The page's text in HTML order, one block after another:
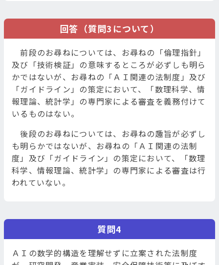
回答（質問3について）
前段のお尋ねについては、お尋ねの「倫理指針」
及び「技術検証」の意味するところが必ずしも明ら
かではないが、お尋ねの「ＡＩ関連の法制度」及び
「ガイドライン」の策定において、「数理科学、情
報理論、統計学」の専門家による審査を義務付けて
いるものはない。
後段のお尋ねについては、お尋ねの趣旨が必ずし
も明らかではないが、お尋ねの「ＡＩ関連の法制
度」及び「ガイドライン」の策定において、「数理
科学、情報理論、統計学」の専門家による審査は行
われていない。
質問4
ＡＩの数学的構造を理解せずに立案された法制度